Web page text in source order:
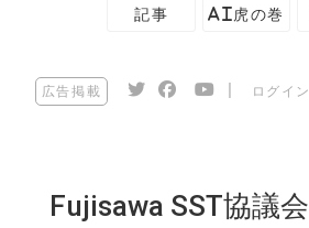
記事 AI虎の巻
広告掲載 ログイン
Fujisawa SST協議会